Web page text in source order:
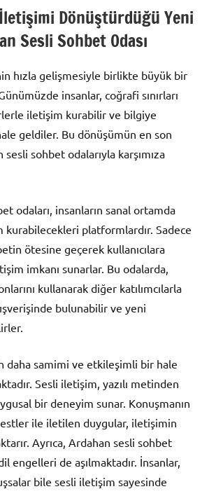
Dönüştürdüğü Yeni
Sesli Sohbet Odası
hızla gelişmesiyle birlikte büyük bir
insanlar, coğrafi sınırları
iletişim kurabilir ve bilgiye
geldiler. Bu dönüşümün en son
sohbet odalarıyla karşımıza
odaları, insanların sanal ortamda
kurabilecekleri platformlardır. Sadece
ötesine geçerek kullanıcılara
imkanı sunarlar. Bu odalarda,
kullanarak diğer katılımcılarla
bulunabilir ve yeni
daha samimi ve etkileşimli bir hale
Sesli iletişim, yazılı metinden
bir deneyim sunar. Konuşmanın
ile iletilen duygular, iletişimin
Ayrıca, Ardahan sesli sohbet
engelleri de aşılmaktadır. İnsanlar,
bile sesli iletişim sayesinde